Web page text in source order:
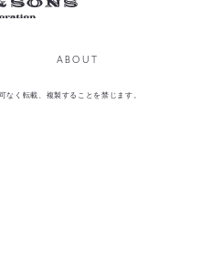
ABOUT
なく転載、複製することを禁じます。